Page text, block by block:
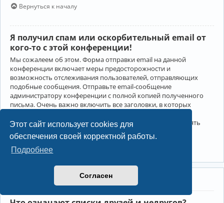
Этот сайт использует cookies для
обеспечения своей корректной работы.
Подробнее
Согласен
Вернуться к началу
Я получил спам или оскорбительный email от
кого-то с этой конференции!
Мы сожалеем об этом. Форма отправки email на данной
конференции включает меры предосторожности и
возможность отслеживания пользователей, отправляющих
подобные сообщения. Отправьте email-сообщение
администратору конференции с полной копией полученного
письма. Очень важно включить все заголовки, в которых
Администратор конференции сможет в этом случае принять
меры.
Друзья и недруги